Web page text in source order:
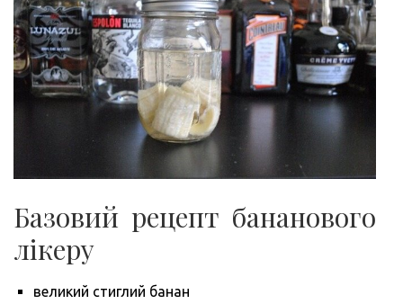
Базовий рецепт бананового
лікеру
великий стиглий банан